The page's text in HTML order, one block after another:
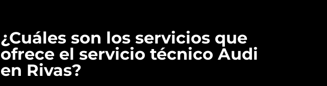
¿Cuáles son los servicios que
ofrece el servicio técnico Audi
en Rivas?